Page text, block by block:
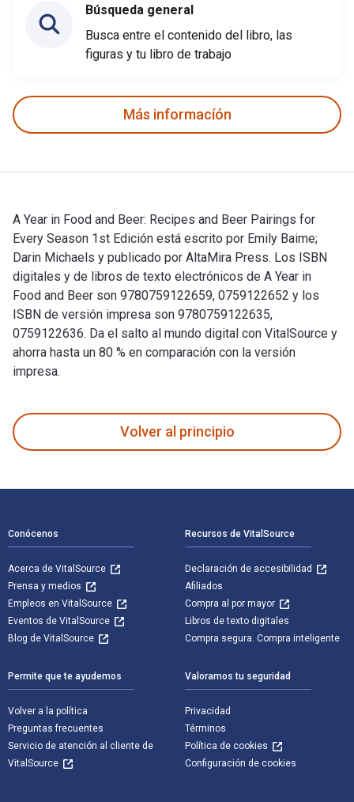
Búsqueda general
Busca entre el contenido del libro, las
figuras y tu libro de trabajo
Más informacíón
A Year in Food and Beer: Recipes and Beer Pairings for
Every Season 1st Edición está escrito por Emily Baime;
Darin Michaels y publicado por AltaMira Press. Los ISBN
digitales y de libros de texto electrónicos de A Year in
Food and Beer son 9780759122659, 0759122652 y los
ISBN de versión impresa son 9780759122635,
0759122636. Da el salto al mundo digital con VitalSource y
ahorra hasta un 80 % en comparación con la versión
impresa.
Volver al principio
Conócenos
Acerca de VitalSource
Prensa y medios
Empleos en VitalSource
Eventos de VitalSource
Blog de VitalSource
Recursos de VitalSource
Declaración de accesibilidad
Afiliados
Compra al por mayor
Libros de texto digitales
Compra segura. Compra inteligente
Permite que te ayudemos
Volver a la política
Preguntas frecuentes
Servicio de atención al cliente de
VitalSource
Valoramos tu seguridad
Privacidad
Términos
Política de cookies
Configuración de cookies